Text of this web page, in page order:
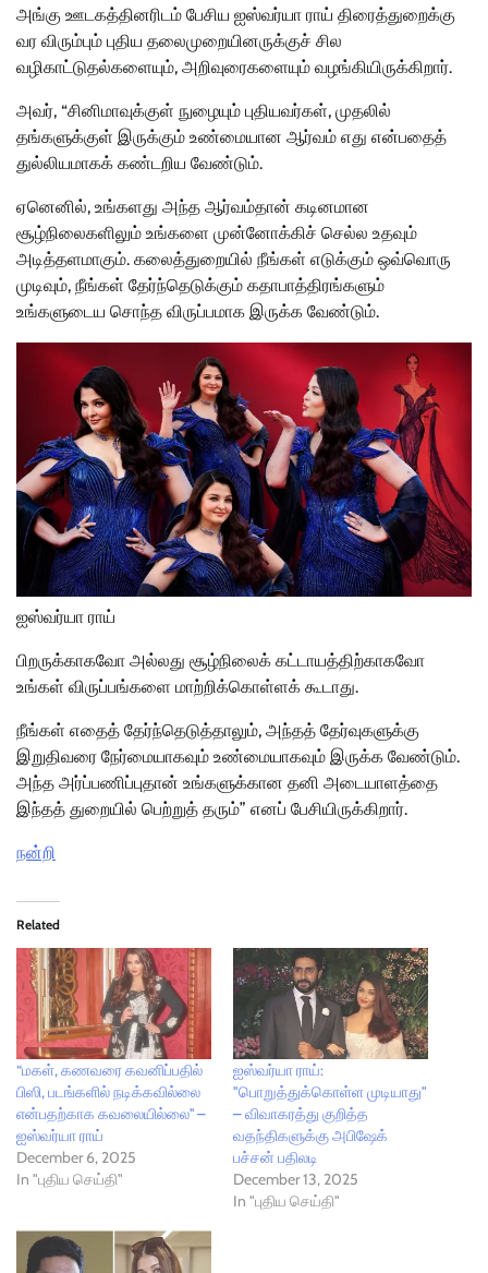
அங்கு ஊடகத்தினரிடம் பேசிய ஐஸ்வர்யா ராய் திரைத்துறைக்கு
வர விரும்பும் புதிய தலைமுறையினருக்குச் சில
வழிகாட்டுதல்களையும், அறிவுரைகளையும் வழங்கியிருக்கிறார்.
அவர், “சினிமாவுக்குள் நுழையும் புதியவர்கள், முதலில்
தங்களுக்குள் இருக்கும் உண்மையான ஆர்வம் எது என்பதைத்
துல்லியமாகக் கண்டறிய வேண்டும்.
ஏனெனில், உங்களது அந்த ஆர்வம்தான் கடினமான
சூழ்நிலைகளிலும் உங்களை முன்னோக்கிச் செல்ல உதவும்
அடித்தளமாகும். கலைத்துறையில் நீங்கள் எடுக்கும் ஒவ்வொரு
முடிவும், நீங்கள் தேர்ந்தெடுக்கும் கதாபாத்திரங்களும்
உங்களுடைய சொந்த விருப்பமாக இருக்க வேண்டும்.
ஐஸ்வர்யா ராய்
பிறருக்காகவோ அல்லது சூழ்நிலைக் கட்டாயத்திற்காகவோ
உங்கள் விருப்பங்களை மாற்றிக்கொள்ளக் கூடாது.
நீங்கள் எதைத் தேர்ந்தெடுத்தாலும், அந்தத் தேர்வுகளுக்கு
இறுதிவரை நேர்மையாகவும் உண்மையாகவும் இருக்க வேண்டும்.
அந்த அர்ப்பணிப்புதான் உங்களுக்கான தனி அடையாளத்தை
இந்தத் துறையில் பெற்றுத் தரும்” எனப் பேசியிருக்கிறார்.
நன்றி
Related
“மகள், கணவரை கவனிப்பதில்
பிஸி, படங்களில் நடிக்கவில்லை
என்பதற்காக கவலையில்லை'' –
ஐஸ்வர்யா ராய்
December 6, 2025
In "புதிய செய்தி"
ஐஸ்வர்யா ராய்:
"பொறுத்துக்கொள்ள முடியாது"
– விவாகரத்து குறித்த
வதந்திகளுக்கு அபிஷேக்
பச்சன் பதிலடி
December 13, 2025
In "புதிய செய்தி"